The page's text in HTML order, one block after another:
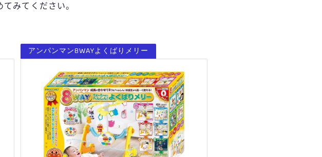
みてください。
アンパンマン8WAYよくばりメリー